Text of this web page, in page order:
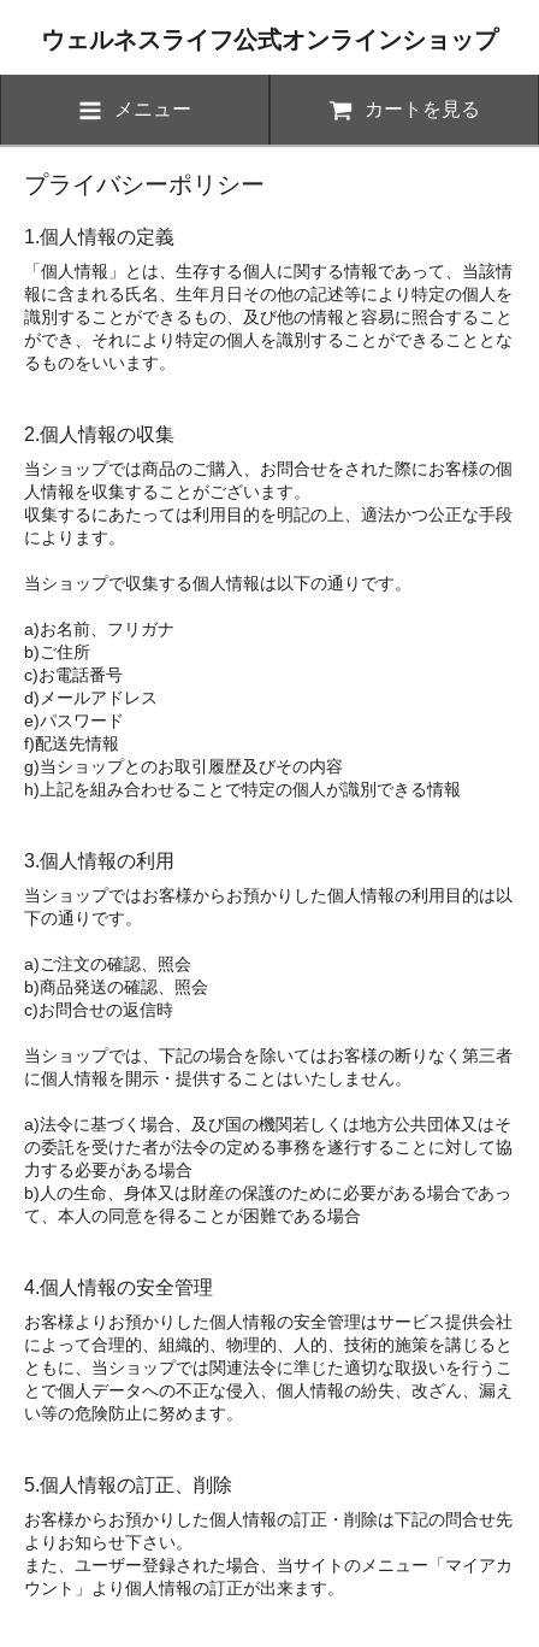
ウェルネスライフ公式オンラインショップ
メニュー カートを見る
プライバシーポリシー
1.個人情報の定義
「個人情報」とは、生存する個人に関する情報であって、当該情
報に含まれる氏名、生年月日その他の記述等により特定の個人を
識別することができるもの、及び他の情報と容易に照合すること
ができ、それにより特定の個人を識別することができることとな
るものをいいます。
2.個人情報の収集
当ショップでは商品のご購入、お問合せをされた際にお客様の個
人情報を収集することがございます。
収集するにあたっては利用目的を明記の上、適法かつ公正な手段
によります。
当ショップで収集する個人情報は以下の通りです。
a)お名前、フリガナ
b)ご住所
c)お電話番号
d)メールアドレス
e)パスワード
f)配送先情報
g)当ショップとのお取引履歴及びその内容
h)上記を組み合わせることで特定の個人が識別できる情報
3.個人情報の利用
当ショップではお客様からお預かりした個人情報の利用目的は以
下の通りです。
a)ご注文の確認、照会
b)商品発送の確認、照会
c)お問合せの返信時
当ショップでは、下記の場合を除いてはお客様の断りなく第三者
に個人情報を開示・提供することはいたしません。
a)法令に基づく場合、及び国の機関若しくは地方公共団体又はそ
の委託を受けた者が法令の定める事務を遂行することに対して協
力する必要がある場合
b)人の生命、身体又は財産の保護のために必要がある場合であっ
て、本人の同意を得ることが困難である場合
4.個人情報の安全管理
お客様よりお預かりした個人情報の安全管理はサービス提供会社
によって合理的、組織的、物理的、人的、技術的施策を講じると
ともに、当ショップでは関連法令に準じた適切な取扱いを行うこ
とで個人データへの不正な侵入、個人情報の紛失、改ざん、漏え
い等の危険防止に努めます。
5.個人情報の訂正、削除
お客様からお預かりした個人情報の訂正・削除は下記の問合せ先
よりお知らせ下さい。
また、ユーザー登録された場合、当サイトのメニュー「マイアカ
ウント」より個人情報の訂正が出来ます。